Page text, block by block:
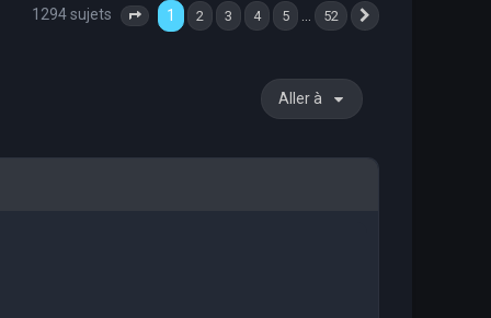
1294 sujets Page 1 sur 52
1 2 3 4 5 52
Aller à